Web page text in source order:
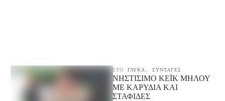
ΣΤΟ ΓΛΥΚΆ ΣΥΝΤΑΓΕΣ
ΝΗΣΤΊΣΙΜΟ ΚΈΙΚ ΜΉΛΟΥ
ΜΕ ΚΑΡΎΔΙΑ ΚΑΙ
ΣΤΑΦΊΔΕΣ